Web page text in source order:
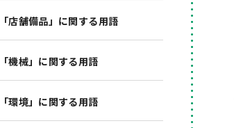
「店舗備品」に関する用語
「機械」に関する用語
「環境」に関する用語